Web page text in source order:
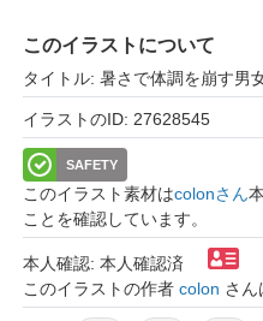
このイラストについて
タイトル: 暑さで体調を崩す男
イラストのID: 27628545
SAFETY
このイラスト素材はcolonさん
ことを確認しています。
本人確認: 本人確認済
このイラストの作者 colon さん